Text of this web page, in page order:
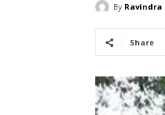
By Ravindra
Share